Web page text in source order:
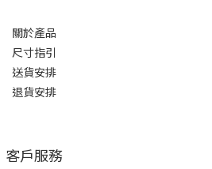
關於產品
尺寸指引
送貨安排
退貨安排
客戶服務